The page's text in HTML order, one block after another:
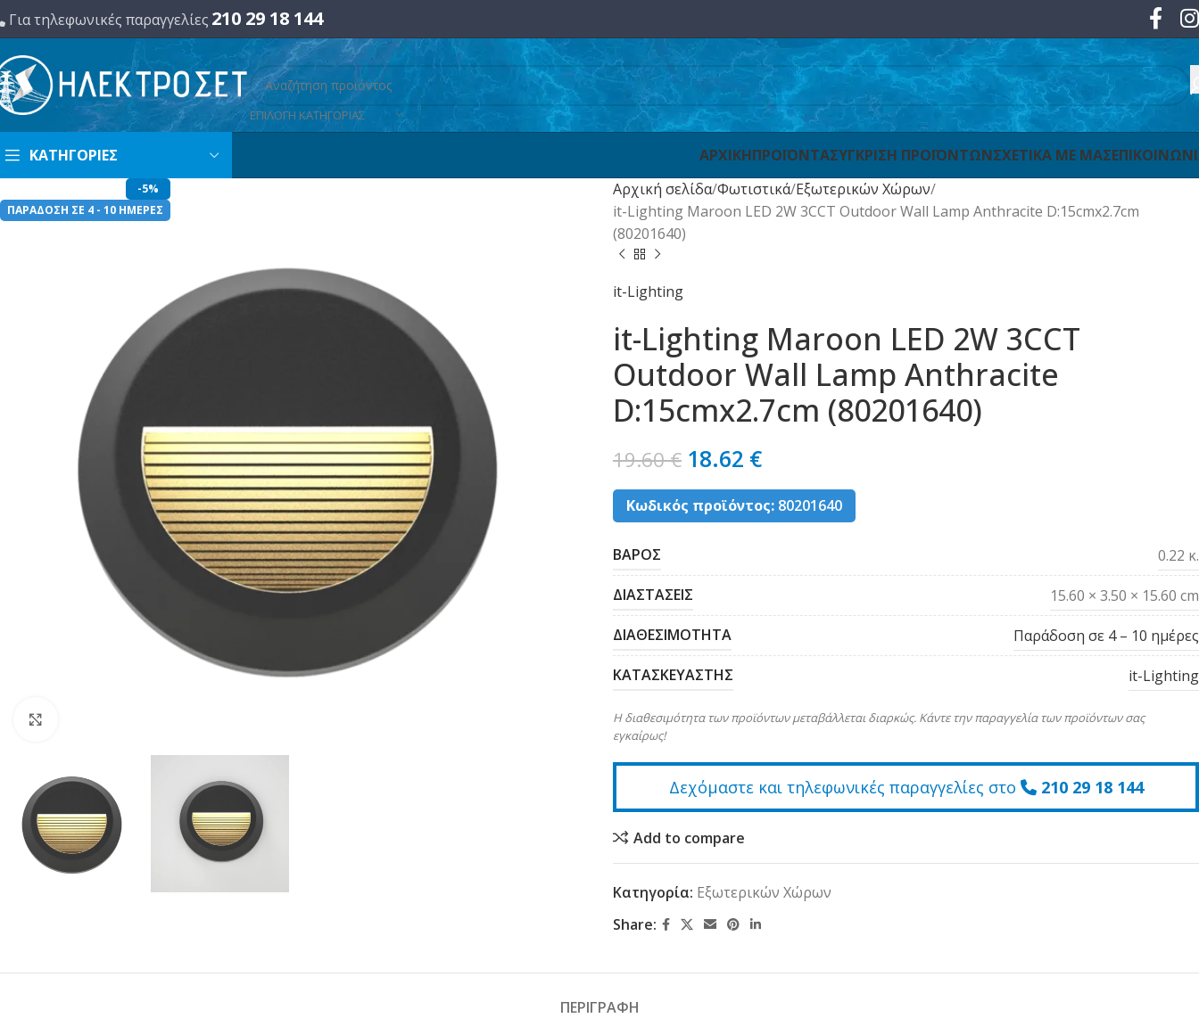
Για τηλεφωνικές παραγγελίες 210 29 18 144
ΕΠΙΛΟΓΗ ΚΑΤΗΓΟΡΙΑΣ
ΚΑΤΗΓΟΡΙΕΣ ΑΡΧΙΚΗΠΡΟΪΟΝΤΑΣΥΓΚΡΙΣΗ ΠΡΟΪΟΝΤΩΝΣΧΕΤΙΚΑ ΜΕ ΜΑΣ
-5%
ΠΑΡΑΔΟΣΗ ΣΕ 4 - 10 ΗΜΕΡΕΣ
Αρχική σελίδα Φωτιστικά Εξωτερικών Χώρων
it-Lighting Maroon LED 2W 3CCT Outdoor Wall Lamp Anthracite D:15cmx2.7cm
(80201640)
it-Lighting
it-Lighting Maroon LED 2W 3CCT
Outdoor Wall Lamp Anthracite
D:15cmx2.7cm (80201640)
19.60€ 18.62 €
Κωδικός προϊόντος: 80201640
ΒΑΡΟΣ 0.22 κ.
ΔΙΑΣΤΑΣΕΙΣ 15.60 × 3.50 × 15.60 cm
ΔΙΑΘΕΣΙΜΟΤΗΤΑ Παράδοση σε 4 – 10 ημέρες
ΚΑΤΑΣΚΕΥΑΣΤΗΣ it-Lighting
Η διαθεσιμότητα των προϊόντων μεταβάλλεται διαρκώς. Κάντε την παραγγελία των προϊόντων σας
εγκαίρως!
Δεχόμαστε και τηλεφωνικές παραγγελίες στο 210 29 18 144
Add to compare
Κατηγορία: Εξωτερικών Χώρων
Share:
ΠΕΡΙΓΡΑΦΗ